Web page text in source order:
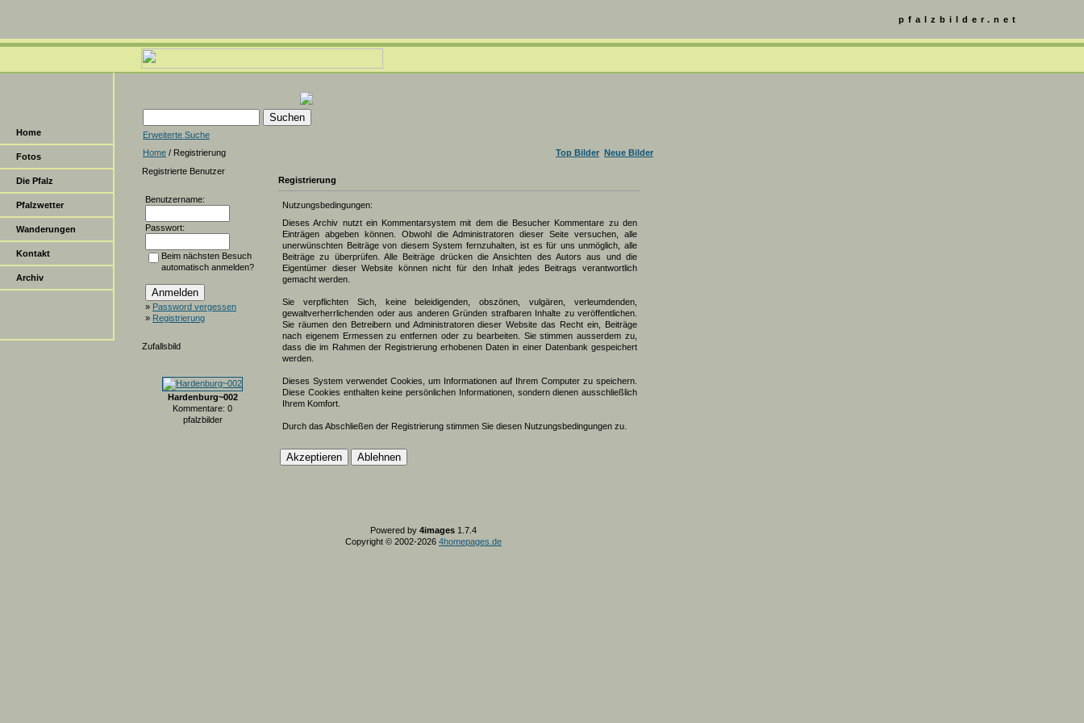
Home
Fotos
Die Pfalz
Pfalzwetter
Wanderungen
Kontakt
Archiv
pfalzbilder.net
Erweiterte Suche
Home / Registrierung Top Bilder Neue Bilder
Registrierte Benutzer
Benutzername:
Passwort:
Beim nächsten Besuch
automatisch anmelden?
» Password vergessen
» Registrierung
Zufallsbild
Hardenburg~002
Kommentare: 0
pfalzbilder
Registrierung
Nutzungsbedingungen:
Dieses Archiv nutzt ein Kommentarsystem mit dem die Besucher Kommentare zu den
Einträgen abgeben können. Obwohl die Administratoren dieser Seite versuchen, alle
unerwünschten Beiträge von diesem System fernzuhalten, ist es für uns unmöglich, alle
Beiträge zu überprüfen. Alle Beiträge drücken die Ansichten des Autors aus und die
Eigentümer dieser Website können nicht für den Inhalt jedes Beitrags verantwortlich
gemacht werden.
Sie verpflichten Sich, keine beleidigenden, obszönen, vulgären, verleumdenden,
gewaltverherrlichenden oder aus anderen Gründen strafbaren Inhalte zu veröffentlichen.
Sie räumen den Betreibern und Administratoren dieser Website das Recht ein, Beiträge
nach eigenem Ermessen zu entfernen oder zu bearbeiten. Sie stimmen ausserdem zu,
dass die im Rahmen der Registrierung erhobenen Daten in einer Datenbank gespeichert
werden.
Dieses System verwendet Cookies, um Informationen auf Ihrem Computer zu speichern.
Diese Cookies enthalten keine persönlichen Informationen, sondern dienen ausschließlich
Ihrem Komfort.
Durch das Abschließen der Registrierung stimmen Sie diesen Nutzungsbedingungen zu.
Powered by 4images 1.7.4
Copyright © 2002-2026 4homepages.de